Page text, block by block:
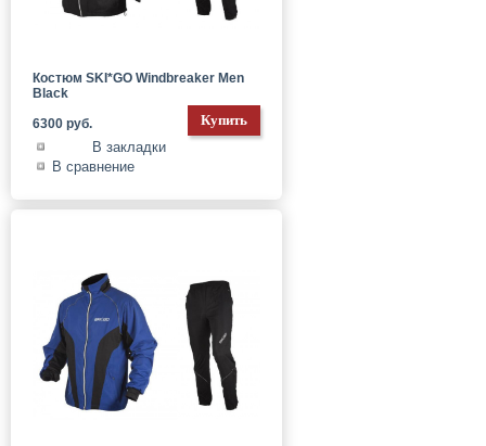
Костюм SKI*GO Windbreaker Men
Black
6300 руб.
В закладки
В сравнение